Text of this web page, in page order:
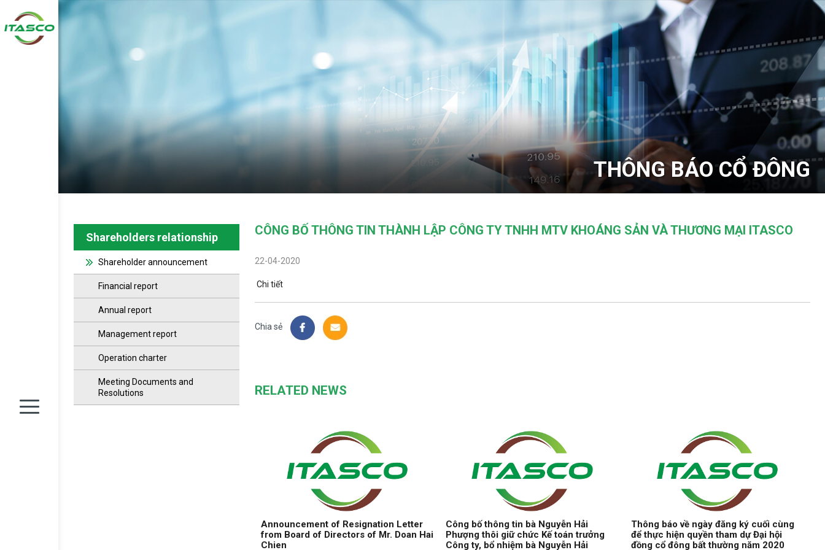
THÔNG BÁO CỔ ĐÔNG
Shareholders relationship
Shareholder announcement
Financial report
Annual report
Management report
Operation charter
Meeting Documents and
Resolutions
CÔNG BỐ THÔNG TIN THÀNH LẬP CÔNG TY TNHH MTV KHOÁNG SẢN VÀ THƯƠNG MẠI ITASCO
22-04-2020
Chi tiết
Chia sẻ
RELATED NEWS
Announcement of Resignation Letter
from Board of Directors of Mr. Doan Hai
Chien
Công bố thông tin bà Nguyễn Hải
Phượng thôi giữ chức Kế toán trưởng
Công ty, bổ nhiệm bà Nguyễn Hải
Thông báo về ngày đăng ký cuối cùng
để thực hiện quyền tham dự Đại hội
đồng cổ đông bất thường năm 2020